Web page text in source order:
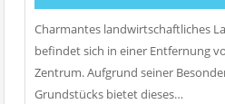
Charmantes landwirtschaftliches
befindet sich in einer Entfernung
Zentrum. Aufgrund seiner
Grundstücks bietet dieses…